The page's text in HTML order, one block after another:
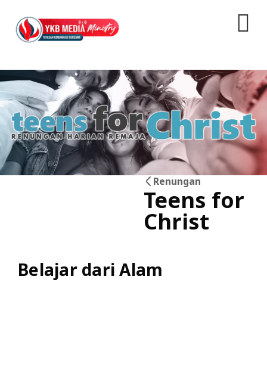
Renungan
Teens for
Christ
Belajar dari Alam